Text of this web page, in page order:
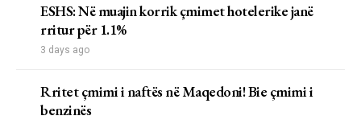
ESHS: Në muajin korrik çmimet hotelerike janë
rritur për 1.1%
3 days ago
Rritet çmimi i naftës në Maqedoni! Bie çmimi i
benzinës